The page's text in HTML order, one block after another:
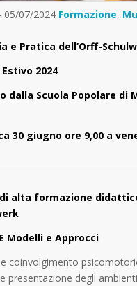
05/07/2024 Formazione,
e Pratica dell’Orff-
2024
dalla Scuola Popolare di
30 giugno ore 9,00 a
alta formazione
Modelli e Approcci
coinvolgimento
presentazione degli ambienti